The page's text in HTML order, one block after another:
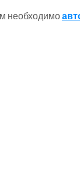
необходимо